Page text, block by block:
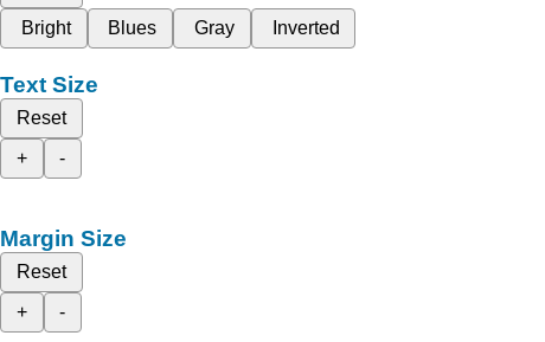
Bright
Blues Gray Inverted
Text Size
Reset
+
-
Margin Size
Reset
+
-